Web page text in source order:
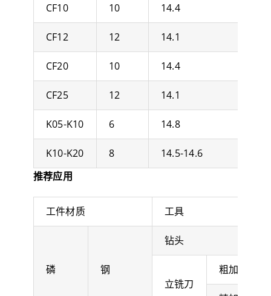
CF10 10 14.4
CF12 12 14.1
CF20 10 14.4
CF25 12 14.1
K05-K10 6 14.8
K10-K20 8
14.5-14.6
推荐应用
工件材质 工具
磷 钢
钻头
立铣刀
粗加工